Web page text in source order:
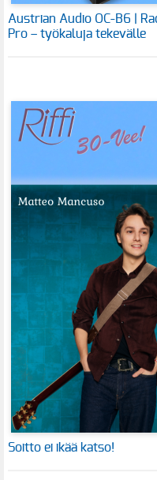
Austrian Audio OC-B6 |
Pro – työkaluja tekevälle
Soitto ei ikää katso!